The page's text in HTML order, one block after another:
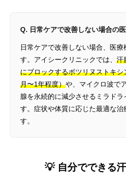
Q. 日常ケアで改善しない場合の
日常ケアで改善しない場合、医
す。アイシークリニックでは、 汗
にブロックするボツリヌストキ
月〜1年程度）や、マイクロ波で
腺を永続的に減少させるミラドラ
す。症状や体質に応じた最適な治
す。
💡 自分でできる